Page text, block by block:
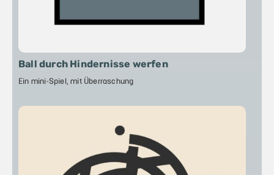
Ball durch Hindernisse werfen
Ein mini-Spiel, mit Überraschung